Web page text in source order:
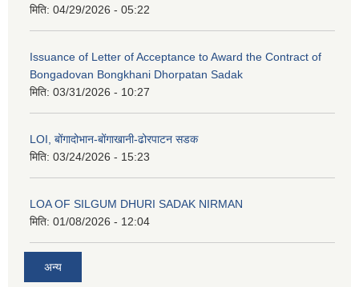
मिति: 04/29/2026 - 05:22
Issuance of Letter of Acceptance to Award the Contract of
Bongadovan Bongkhani Dhorpatan Sadak
मिति: 03/31/2026 - 10:27
LOI, बोंगादोभान-बोंगाखानी-ढोरपाटन सडक
मिति: 03/24/2026 - 15:23
LOA OF SILGUM DHURI SADAK NIRMAN
मिति: 01/08/2026 - 12:04
अन्य